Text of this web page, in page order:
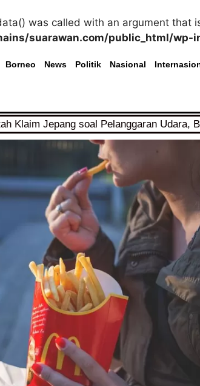
was called with an argument that
suarawan.com/public_html/
Borneo News Politik Nasional
Klaim Jepang soal Pelanggaran Udara,